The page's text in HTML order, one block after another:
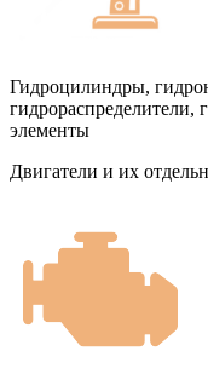
Гидроцилиндры,
гидрораспределители,
элементы
Двигатели и их